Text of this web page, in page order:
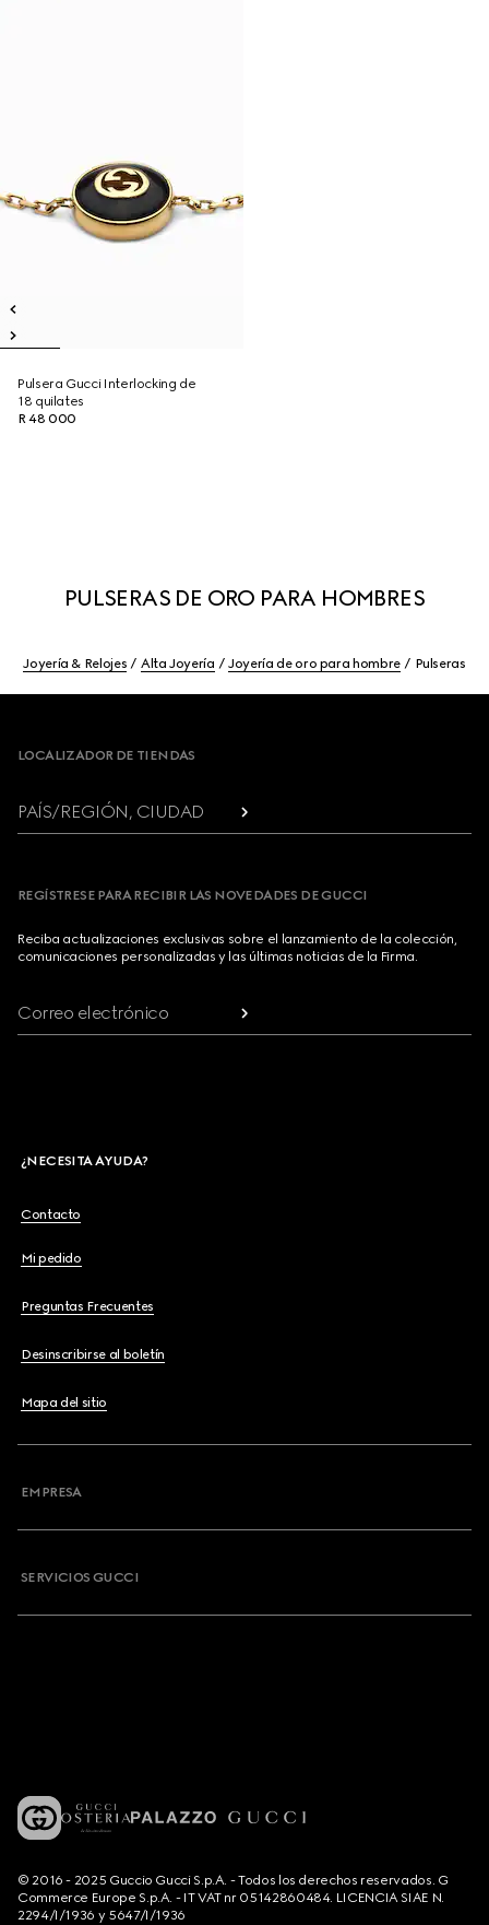
Pulsera Gucci Interlocking de
18 quilates
R 48 000
PULSERAS DE ORO PARA HOMBRES
Joyería & Relojes Alta Joyería Joyería de oro para hombre Pulseras
LOCALIZADOR DE TIENDAS
PAÍS/REGIÓN, CIUDAD
REGÍSTRESE PARA RECIBIR LAS NOVEDADES DE GUCCI
Reciba actualizaciones exclusivas sobre el lanzamiento de la colección,
comunicaciones personalizadas y las últimas noticias de la Firma.
Correo electrónico
¿NECESITA AYUDA?
Contacto
Mi pedido
Preguntas Frecuentes
Desinscribirse al boletín
Mapa del sitio
EMPRESA
SERVICIOS GUCCI
© 2016 - 2025 Guccio Gucci S.p.A. - Todos los derechos reservados. G
Commerce Europe S.p.A. - IT VAT nr 05142860484. LICENCIA SIAE N.
2294/I/1936 y 5647/I/1936